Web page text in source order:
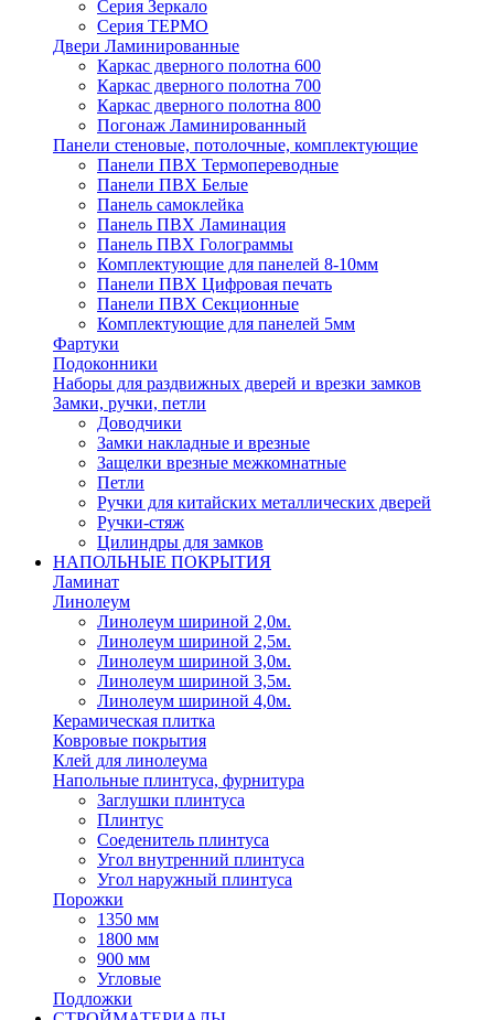
Серия Зеркало
Серия ТЕРМО
Двери Ламинированные
Каркас дверного полотна 600
Каркас дверного полотна 700
Каркас дверного полотна 800
Погонаж Ламинированный
Панели стеновые, потолочные, комплектующие
Панели ПВХ Термопереводные
Панели ПВХ Белые
Панель самоклейка
Панель ПВХ Ламинация
Панель ПВХ Голограммы
Комплектующие для панелей 8-10мм
Панели ПВХ Цифровая печать
Панели ПВХ Секционные
Комплектующие для панелей 5мм
Фартуки
Подоконники
Наборы для раздвижных дверей и врезки замков
Замки, ручки, петли
Доводчики
Замки накладные и врезные
Защелки врезные межкомнатные
Петли
Ручки для китайских металлических дверей
Ручки-стяж
Цилиндры для замков
НАПОЛЬНЫЕ ПОКРЫТИЯ
Ламинат
Линолеум
Линолеум шириной 2,0м.
Линолеум шириной 2,5м.
Линолеум шириной 3,0м.
Линолеум шириной 3,5м.
Линолеум шириной 4,0м.
Керамическая плитка
Ковровые покрытия
Клей для линолеума
Напольные плинтуса, фурнитура
Заглушки плинтуса
Плинтус
Соеденитель плинтуса
Угол внутренний плинтуса
Угол наружный плинтуса
Порожки
1350 мм
1800 мм
900 мм
Угловые
Подложки